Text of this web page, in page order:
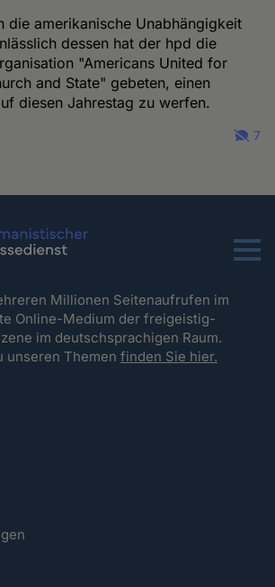
die amerikanische Unabhängigkeit
dessen hat der hpd die
"Americans United for
and State" gebeten, einen
diesen Jahrestag zu werfen.
7
Menu
Millionen Seitenaufrufen im
Online-Medium der freigeistig-
im deutschsprachigen Raum.
unseren Themenfinden Sie hier.